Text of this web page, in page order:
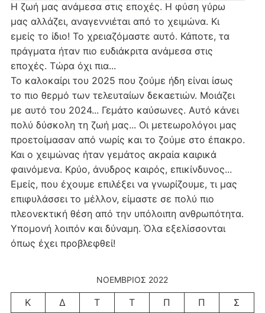
Η ζωή μας ανάμεσα στις εποχές. Η φύση γύρω
μας αλλάζει, αναγεννιέται από το χειμώνα. Κι
εμείς το ίδιο! Το χρειαζόμαστε αυτό. Κάποτε, τα
πράγματα ήταν πιο ευδιάκριτα ανάμεσα στις
εποχές. Τώρα όχι πια...
Το καλοκαίρι του 2025 που ζούμε ήδη είναι ίσως
το πιο θερμό των τελευταίων δεκαετιών. Μοιάζει
με αυτό του 2024... Γεμάτο καύσωνες. Αυτό κάνει
πολύ δύσκολη τη ζωή μας... Οι μετεωρολόγοι μας
προετοίμασαν από νωρίς και το ζούμε στο έπακρο.
Και ο χειμώνας ήταν γεμάτος ακραία καιρικά
φαινόμενα. Κρύο, άνυδρος καιρός, επικίνδυνος...
Εμείς, που έχουμε επιλέξει να γνωρίζουμε, τι μας
επιφυλάσσει το μέλλον, είμαστε σε πολύ πιο
πλεονεκτική θέση από την υπόλοιπη ανθρωπότητα.
Υπομονή λοιπόν και δύναμη. Όλα εξελίσσονται
όπως έχει προβλεφθεί!
ΝΟΈΜΒΡΙΟΣ 2022
Κ Δ Τ Τ Π Π
Σ